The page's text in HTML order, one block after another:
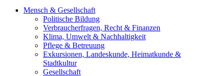
Mensch & Gesellschaft
Politische Bildung
Verbraucherfragen, Recht & Finanzen
Klima, Umwelt & Nachhaltigkeit
Pflege & Betreuung
Exkursionen, Landeskunde, Heimatkunde &
Stadtkultur
Gesellschaft